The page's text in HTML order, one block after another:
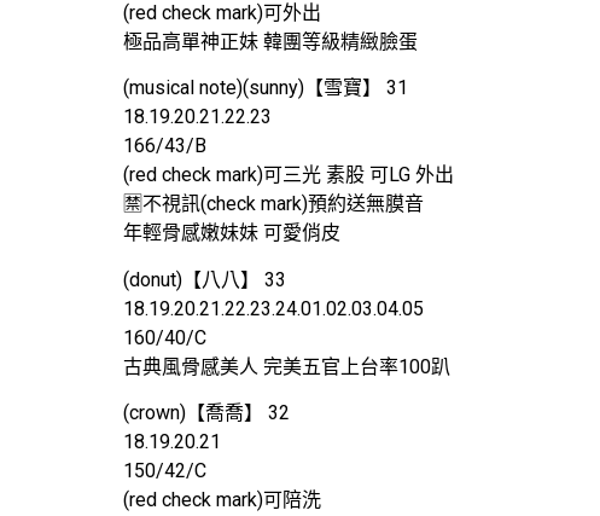
(red check mark)可外出
極品高單神正妹 韓團等級精緻臉蛋
(musical note)(sunny)【雪寶】 31
18.19.20.21.22.23
166/43/B
(red check mark)可三光 素股 可LG 外出
🈲️不視訊(check mark)預約送無膜音
年輕骨感嫩妹妹 可愛俏皮
(donut)【八八】 33
18.19.20.21.22.23.24.01.02.03.04.05
160/40/C
古典風骨感美人 完美五官上台率100趴
(crown)【喬喬】 32
18.19.20.21
150/42/C
(red check mark)可陪洗